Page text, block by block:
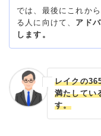
では、最後にこれか
る人に向けて、 アド
します。
レイクの
満たしてい
す。